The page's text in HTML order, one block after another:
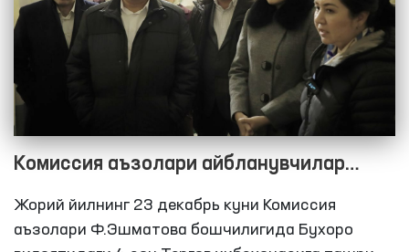
Комиссия аъзолари айбланувчилар
билан суҳбатлашишди
Жорий йилнинг 23 декабрь куни Комиссия
аъзолари Ф.Эшматова бошчилигида Бухоро